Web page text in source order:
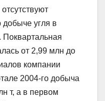
угля в
Поквартальная
от 2,99 млн до
компании
2004-го добыча
т, а в первом